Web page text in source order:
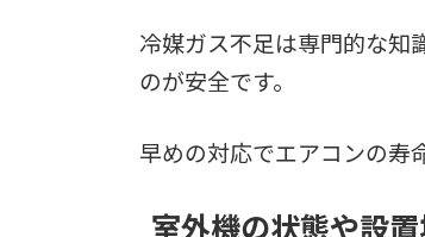
冷媒ガス不足は専門的な知
のが安全です。
早めの対応でエアコンの寿
室外機の状態や設